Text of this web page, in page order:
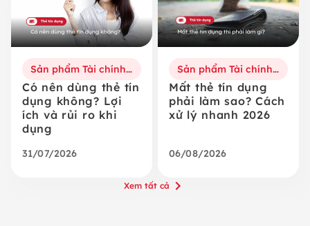
Sản phẩm Tài chính số
Có nên dùng thẻ tín
dụng không? Lợi
ích và rủi ro khi
dụng
31/07/2026
Sản phẩm Tài chính số
Mất thẻ tín dụng
phải làm sao? Cách
xử lý nhanh 2026
06/08/2026
Xem tất cả